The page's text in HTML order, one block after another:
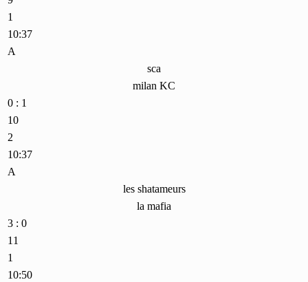
1
10:37
A
sca
milan KC
0 : 1
10
2
10:37
A
les shatameurs
la mafia
3 : 0
11
1
10:50